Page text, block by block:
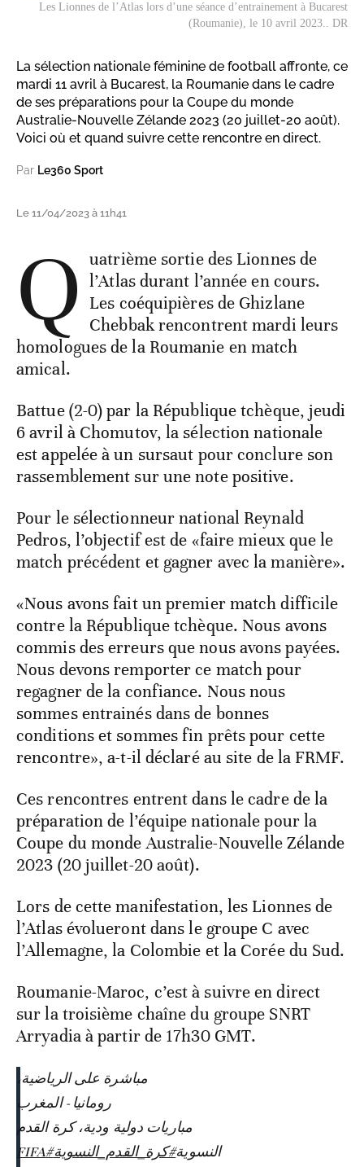
Les Lionnes de l’Atlas lors d’une séance d’entrainement à Bucarest
(Roumanie), le 10 avril 2023.. DR
La sélection nationale féminine de football affronte, ce
mardi 11 avril à Bucarest, la Roumanie dans le cadre
de ses préparations pour la Coupe du monde
Australie-Nouvelle Zélande 2023 (20 juillet-20 août).
Voici où et quand suivre cette rencontre en direct.
Par Le360 Sport
Le 11/04/2023 à 11h41
Q uatrième sortie des Lionnes de
l’Atlas durant l’année en cours.
Les coéquipières de Ghizlane
Chebbak rencontrent mardi leurs
homologues de la Roumanie en match
amical.
Battue (2-0) par la République tchèque, jeudi
6 avril à Chomutov, la sélection nationale
est appelée à un sursaut pour conclure son
rassemblement sur une note positive.
Pour le sélectionneur national Reynald
Pedros, l’objectif est de «faire mieux que le
match précédent et gagner avec la manière».
«Nous avons fait un premier match difficile
contre la République tchèque. Nous avons
commis des erreurs que nous avons payées.
Nous devons remporter ce match pour
regagner de la confiance. Nous nous
sommes entrainés dans de bonnes
conditions et sommes fin prêts pour cette
rencontre», a-t-il déclaré au site de la FRMF.
Ces rencontres entrent dans le cadre de la
préparation de l’équipe nationale pour la
Coupe du monde Australie-Nouvelle Zélande
2023 (20 juillet-20 août).
Lors de cette manifestation, les Lionnes de
l’Atlas évolueront dans le groupe C avec
l’Allemagne, la Colombie et la Corée du Sud.
Roumanie-Maroc, c’est à suivre en direct
sur la troisième chaîne du groupe SNRT
Arryadia à partir de 17h30 GMT.
مباشرة على الرياضية،
رومانيا - المغرب
مباريات دولية ودية، كرة القدم
النسوية#كرة_القدم_النسوية#FIFA